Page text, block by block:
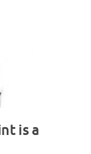
is a